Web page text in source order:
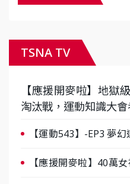
TSNA TV
【應援開麥啦】地獄
淘汰戰，運動知識大
【運動543】-EP3 夢
【應援開麥啦】40萬